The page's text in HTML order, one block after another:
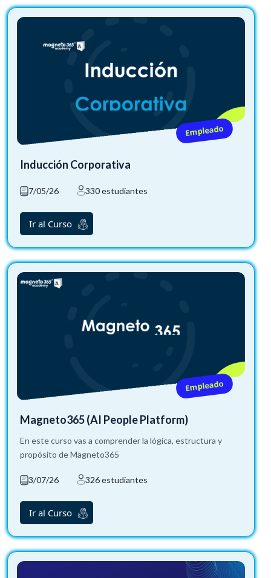
Empleado
Inducción Corporativa
7/05/26 330 estudiantes
Ir al Curso
Empleado
Magneto365 (AI People Platform)
En este curso vas a comprender la lógica, estructura y
propósito de Magneto365
3/07/26 326 estudiantes
Ir al Curso